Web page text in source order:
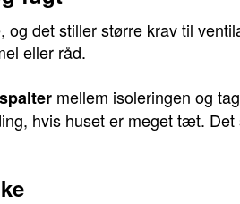
det stiller større krav til
eller råd.
mellem isoleringen og
hvis huset er meget tæt.